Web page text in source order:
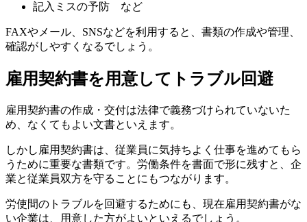
記入ミスの予防 など
FAXやメール、SNSなどを利用すると、書類の作成や管理、
確認がしやすくなるでしょう。
雇用契約書を用意してトラブル回避
雇用契約書の作成・交付は法律で義務づけられていないた
め、なくてもよい文書といえます。
しかし雇用契約書は、従業員に気持ちよく仕事を進めてもら
うために重要な書類です。労働条件を書面で形に残すと、企
業と従業員双方を守ることにもつながります。
労使間のトラブルを回避するためにも、現在雇用契約書がな
い企業は、用意した方がよいといえるでしょう。